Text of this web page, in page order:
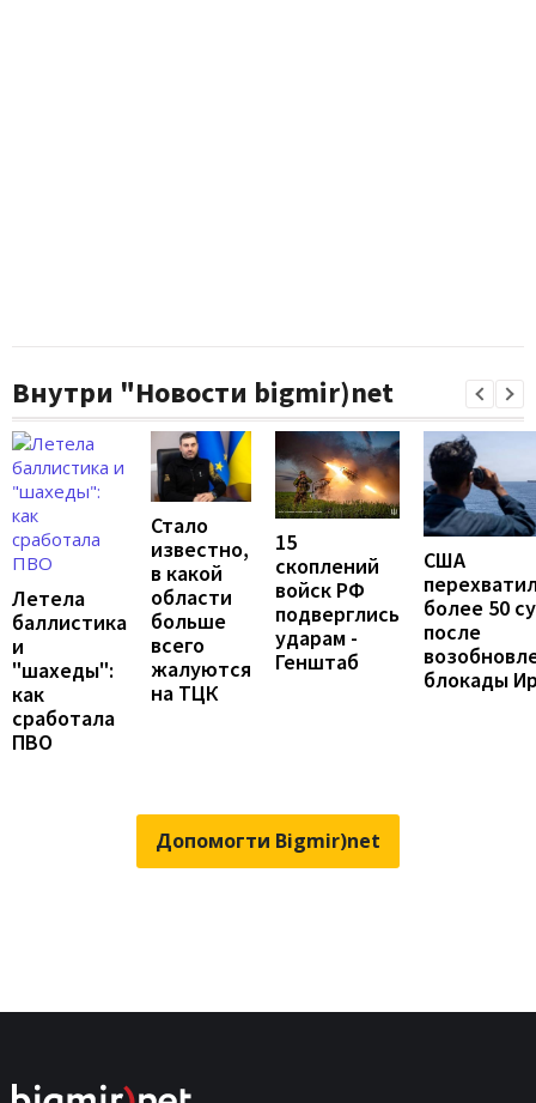
Внутри "Новости bigmir)net
Летела
баллистика
и
"шахеды":
как
сработала
ПВО
Стало
известно,
в какой
области
больше
всего
жалуются
на ТЦК
15
скоплений
войск РФ
подверглись
ударам -
Генштаб
США
более 50
после
блокады
Допомогти Bigmir)net